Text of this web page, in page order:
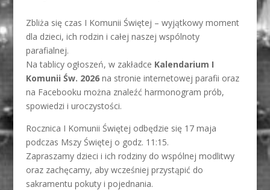
Zbliża się czas I Komunii Świętej – wyjątkowy moment
dla dzieci, ich rodzin i całej naszej wspólnoty
parafialnej.
Na tablicy ogłoszeń, w zakładce Kalendarium I
Komunii Św. 2026na stronie internetowej parafii oraz
na Facebooku można znaleźć harmonogram prób,
spowiedzi i uroczystości.
Rocznica I Komunii Świętej odbędzie się 17 maja
podczas Mszy Świętej o godz. 11:15.
Zapraszamy dzieci i ich rodziny do wspólnej modlitwy
oraz zachęcamy, aby wcześniej przystąpić do
sakramentu pokuty i pojednania.